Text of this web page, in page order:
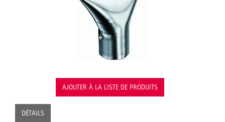
AJOUTER À LA LISTE DE PRODUITS
DÉTAILS